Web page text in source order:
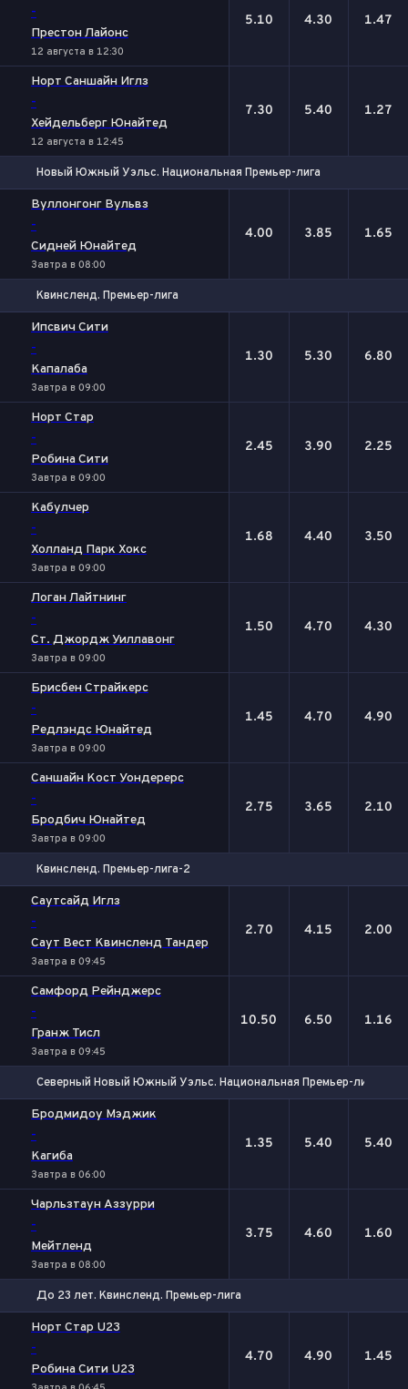
-
Престон Лайонс
12 августа в 12:30
5.10 4.30 1.47
Норт Саншайн Иглз
-
Хейдельберг Юнайтед
12 августа в 12:45
7.30 5.40 1.27
Новый Южный Уэльс. Национальная Премьер-лига
Вуллонгонг Вульвз
-
Сидней Юнайтед
Завтра в 08:00
4.00 3.85 1.65
Квинсленд. Премьер-лига
Ипсвич Сити
-
Капалаба
Завтра в 09:00
1.30 5.30 6.80
Норт Стар
-
Робина Сити
Завтра в 09:00
2.45 3.90 2.25
Кабулчер
-
Холланд Парк Хокс
Завтра в 09:00
1.68 4.40 3.50
Логан Лайтнинг
-
Ст. Джордж Уиллавонг
Завтра в 09:00
1.50 4.70 4.30
Брисбен Страйкерс
-
Редлэндс Юнайтед
Завтра в 09:00
1.45 4.70 4.90
Саншайн Кост Уондерерс
-
Бродбич Юнайтед
Завтра в 09:00
2.75 3.65 2.10
Квинсленд. Премьер-лига-2
Саутсайд Иглз
-
Саут Вест Квинсленд Тандер
Завтра в 09:45
2.70 4.15 2.00
Самфорд Рейнджерс
-
Гранж Тисл
Завтра в 09:45
10.50 6.50 1.16
Северный Новый Южный Уэльс. Национальная Премьер-лига
Бродмидоу Мэджик
-
Кагиба
Завтра в 06:00
1.35 5.40 5.40
Чарльзтаун Аззурри
-
Мейтленд
Завтра в 08:00
3.75 4.60 1.60
До 23 лет. Квинсленд. Премьер-лига
Норт Стар U23
-
Робина Сити U23
4.70 4.90 1.45